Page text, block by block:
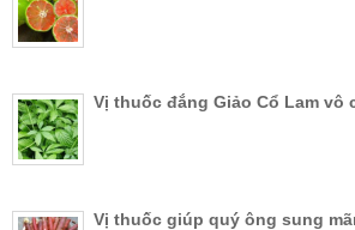
Vị thuốc đắng Giảo Cổ Lam vô
Vị thuốc giúp quý ông sung